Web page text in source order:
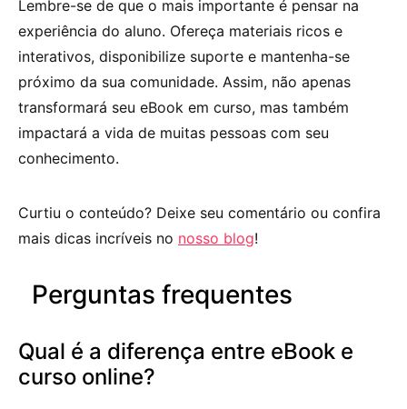
Lembre-se de que o mais importante é pensar na
experiência do aluno. Ofereça materiais ricos e
interativos, disponibilize suporte e mantenha-se
próximo da sua comunidade. Assim, não apenas
transformará seu eBook em curso, mas também
impactará a vida de muitas pessoas com seu
conhecimento.
Curtiu o conteúdo? Deixe seu comentário ou confira
mais dicas incríveis no nosso blog!
Perguntas frequentes
Qual é a diferença entre eBook e
curso online?